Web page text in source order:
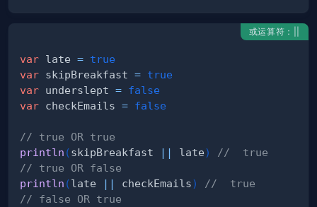
或运算符：||
var late = true
var skipBreakfast = true
var underslept = false
var checkEmails = false
// true OR true
println (skipBreakfast || late)
//  true
// true OR false
println (late || checkEmails)
//  true
// false OR true